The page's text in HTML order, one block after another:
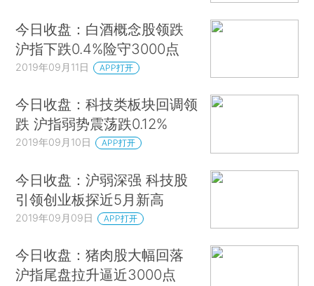
今日收盘：白酒概念股领跌
沪指下跌0.4%险守3000点
2019年09月11日 APP打开
今日收盘：科技类板块回调领
跌 沪指弱势震荡跌0.12%
2019年09月10日 APP打开
今日收盘：沪弱深强 科技股
引领创业板探近5月新高
2019年09月09日 APP打开
今日收盘：猪肉股大幅回落
沪指尾盘拉升逼近3000点